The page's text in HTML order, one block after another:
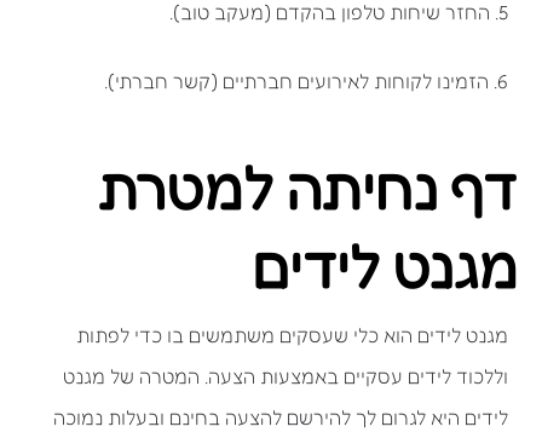
5. החזר שיחות טלפון בהקדם (מעקב טוב).
6. הזמינו לקוחות לאירועים חברתיים (קשר חברתי).
דף נחיתה למטרת
מגנט לידים
מגנט לידים הוא כלי שעסקים משתמשים בו כדי לפתות
וללכוד לידים עסקיים באמצעות הצעה. המטרה של מגנט
לידים היא לגרום לך להירשם להצעה בחינם ובעלות נמוכה